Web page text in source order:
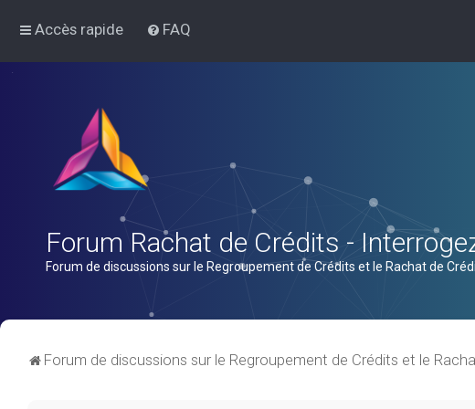
Accès rapide FAQ
Forum Rachat de Crédits -
Forum de discussions sur le Regroupement de Crédits et le Rachat de
Forum de discussions sur le Regroupement de Crédits et le